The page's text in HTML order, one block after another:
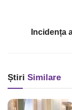
Incidența
Știri Similare